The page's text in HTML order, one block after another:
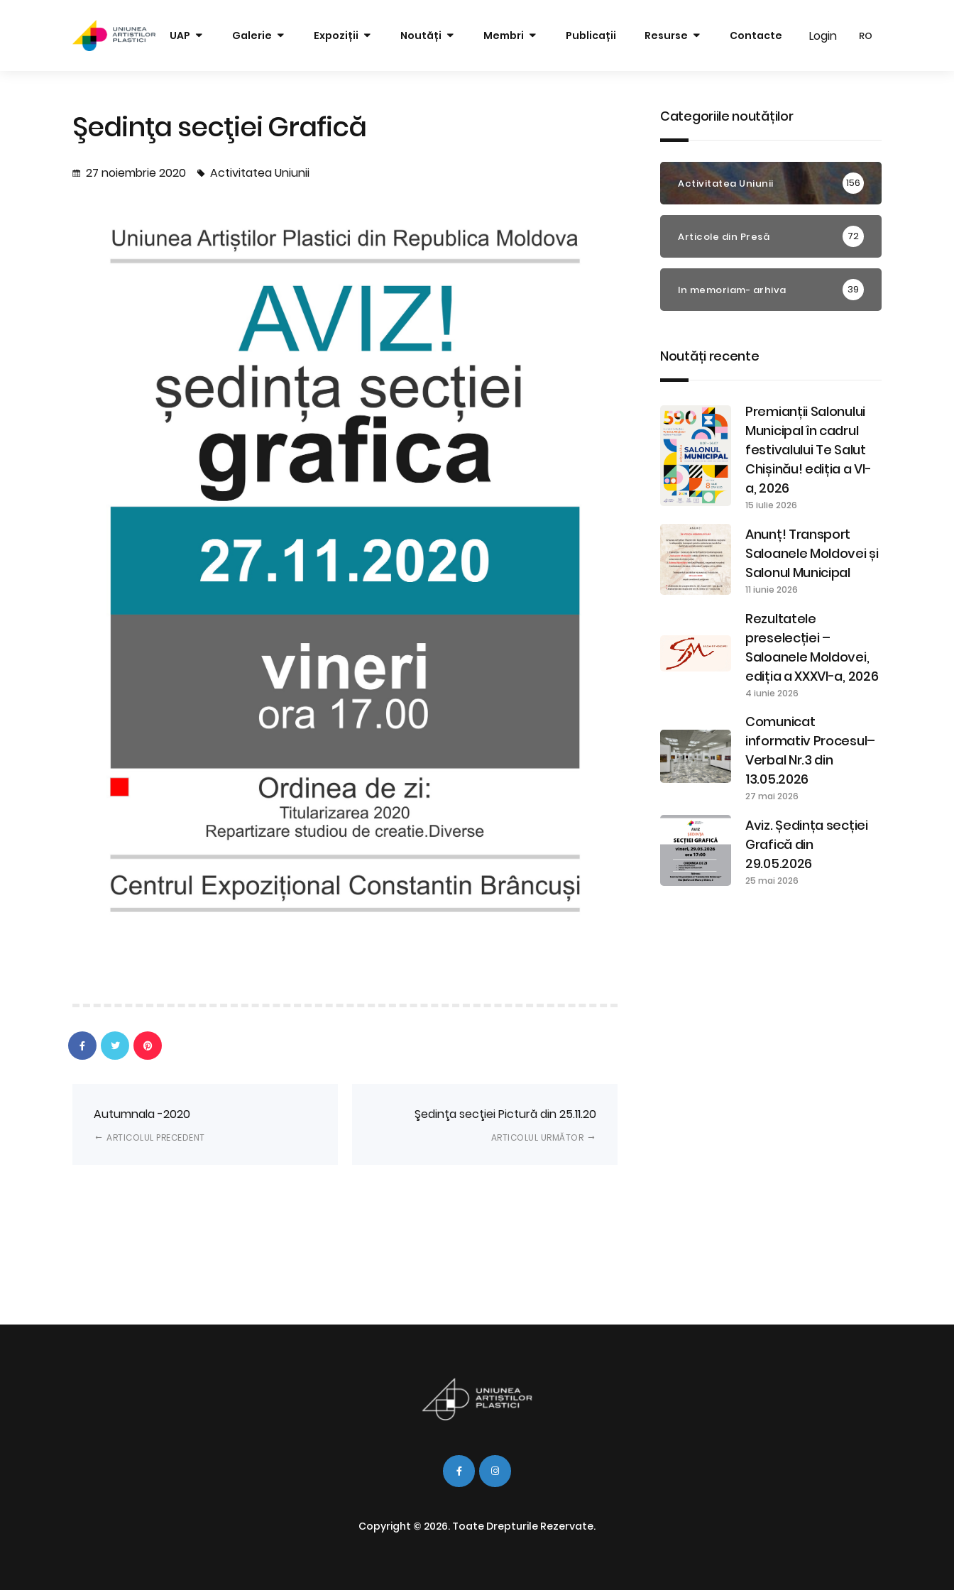
Login
UAP Galerie Expoziții Noutăți Membri Publicații Resurse Contacte Login RO
Şedinţa secţiei Grafică
27 noiembrie 2020 Activitatea Uniunii
Autumnala -2020
ARTICOLUL PRECEDENT
Şedinţa secţiei Pictură din 25.11.20
ARTICOLUL URMĂTOR
Categoriile noutăților
Activitatea Uniunii 156
Articole din Presă 72
In memoriam- arhiva 39
Noutăți recente
Premianții Salonului
Municipal în cadrul
festivalului Te Salut
Chișinău! ediția a VI-
a, 2026
15 iulie 2026
Anunț! Transport
Saloanele Moldovei și
Salonul Municipal
11 iunie 2026
Rezultatele
preselecției –
Saloanele Moldovei,
ediția a XXXVI-a, 2026
4 iunie 2026
Comunicat
informativ Procesul–
Verbal Nr.3 din
13.05.2026
27 mai 2026
Aviz. Ședința secției
Grafică din
29.05.2026
25 mai 2026
Copyright © 2026. Toate Drepturile Rezervate.